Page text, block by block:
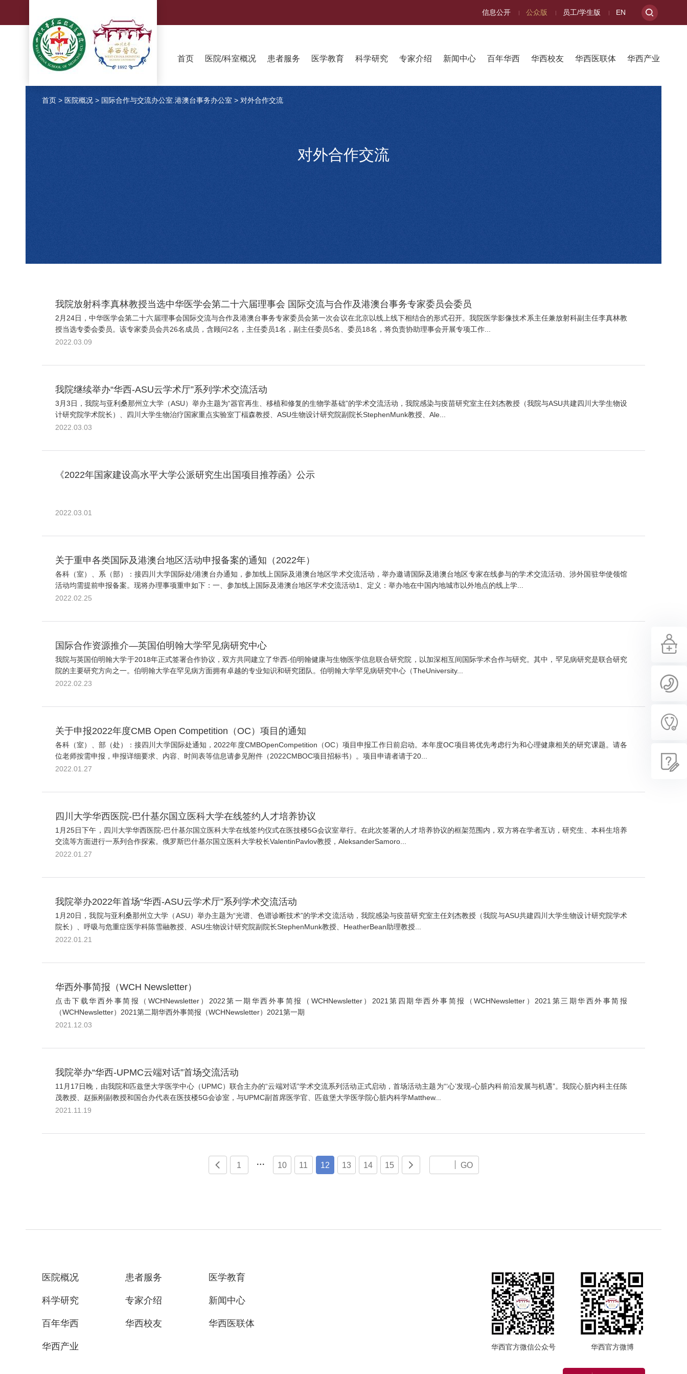
信息公开 公众版 员工/学生版 EN
首页 医院/科室概况 患者服务 医学教育 科学研究 专家介绍 新闻中心 百年华西 华西校友 华西医联体 华西产业
首页 > 医院概况 > 国际合作与交流办公室.港澳台事务办公室 > 对外合作交流
对外合作交流
我院放射科李真林教授当选中华医学会第二十六届理事会 国际交流与合作及港澳台事务专家委员会委员
2月24日，中华医学会第二十六届理事会国际交流与合作及港澳台事务专家委员会第一次会议在北京以线上线下相结合的形式召开。我院医学影像技术系主任兼放射科副主任李真林教
授当选专委会委员。该专家委员会共26名成员，含顾问2名，主任委员1名，副主任委员5名、委员18名，将负责协助理事会开展专项工作...
2022.03.09
我院继续举办“华西-ASU云学术厅”系列学术交流活动
3月3日，我院与亚利桑那州立大学（ASU）举办主题为“器官再生、移植和修复的生物学基础”的学术交流活动，我院感染与疫苗研究室主任刘杰教授（我院与ASU共建四川大学生物设
计研究院学术院长）、四川大学生物治疗国家重点实验室丁楅森教授、ASU生物设计研究院副院长StephenMunk教授、Ale...
2022.03.03
《2022年国家建设高水平大学公派研究生出国项目推荐函》公示
2022.03.01
关于重申各类国际及港澳台地区活动申报备案的通知（2022年）
各科（室）、系（部）：接四川大学国际处/港澳台办通知，参加线上国际及港澳台地区学术交流活动，举办邀请国际及港澳台地区专家在线参与的学术交流活动、涉外国驻华使领馆
活动均需提前申报备案。现将办理事项重申如下：一、参加线上国际及港澳台地区学术交流活动1、定义：举办地在中国内地城市以外地点的线上学...
2022.02.25
国际合作资源推介—英国伯明翰大学罕见病研究中心
我院与英国伯明翰大学于2018年正式签署合作协议，双方共同建立了华西-伯明翰健康与生物医学信息联合研究院，以加深相互间国际学术合作与研究。其中，罕见病研究是联合研究
院的主要研究方向之一。伯明翰大学在罕见病方面拥有卓越的专业知识和研究团队。伯明翰大学罕见病研究中心（TheUniversity...
2022.02.23
关于申报2022年度CMB Open Competition（OC）项目的通知
各科（室）、部（处）：接四川大学国际处通知，2022年度CMBOpenCompetition（OC）项目申报工作日前启动。本年度OC项目将优先考虑行为和心理健康相关的研究课题。请各
位老师按需申报，申报详细要求、内容、时间表等信息请参见附件（2022CMBOC项目招标书）。项目申请者请于20...
2022.01.27
四川大学华西医院-巴什基尔国立医科大学在线签约人才培养协议
1月25日下午，四川大学华西医院-巴什基尔国立医科大学在线签约仪式在医技楼5G会议室举行。在此次签署的人才培养协议的框架范围内，双方将在学者互访，研究生、本科生培养
交流等方面进行一系列合作探索。俄罗斯巴什基尔国立医科大学校长ValentinPavlov教授，AleksanderSamoro...
2022.01.27
我院举办2022年首场“华西-ASU云学术厅”系列学术交流活动
1月20日，我院与亚利桑那州立大学（ASU）举办主题为“光谱、色谱诊断技术”的学术交流活动，我院感染与疫苗研究室主任刘杰教授（我院与ASU共建四川大学生物设计研究院学术
院长）、呼吸与危重症医学科陈雪融教授、ASU生物设计研究院副院长StephenMunk教授、HeatherBean助理教授...
2022.01.21
华西外事简报（WCH Newsletter）
点击下载华西外事简报（WCHNewsletter）2022第一期华西外事简报（WCHNewsletter）2021第四期华西外事简报（WCHNewsletter）2021第三期华西外事简报
（WCHNewsletter）2021第二期华西外事简报（WCHNewsletter）2021第一期
2021.12.03
我院举办“华西-UPMC云端对话”首场交流活动
11月17日晚，由我院和匹兹堡大学医学中心（UPMC）联合主办的“云端对话”学术交流系列活动正式启动，首场活动主题为“‘心’发现-心脏内科前沿发展与机遇”。我院心脏内科主任陈
茂教授、赵振刚副教授和国合办代表在医技楼5G会诊室，与UPMC副首席医学官、匹兹堡大学医学院心脏内科学Matthew...
2021.11.19
 1  10 11 12 13 14 15  GO
医院概况 患者服务 医学教育
科学研究 专家介绍 新闻中心
百年华西 华西校友 华西医联体
华西产业 华西官方微信公众号 华西官方微博